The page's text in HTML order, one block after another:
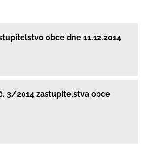
obce dne 11.12.2014
3/2014 zastupitelstva obce